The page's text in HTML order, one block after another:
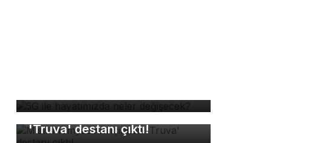
Mısır mumyasının içinden
'Truva' destanı çıktı!